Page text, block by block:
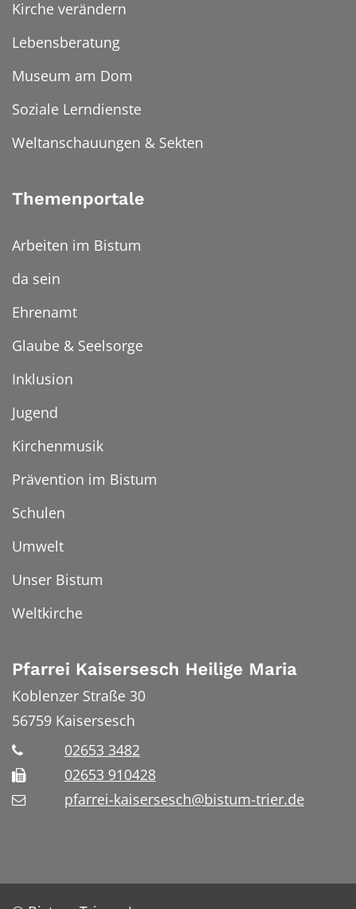
Kirche verändern
Lebensberatung
Museum am Dom
Soziale Lerndienste
Weltanschauungen & Sekten
Themenportale
Arbeiten im Bistum
da sein
Ehrenamt
Glaube & Seelsorge
Inklusion
Jugend
Kirchenmusik
Prävention im Bistum
Schulen
Umwelt
Unser Bistum
Weltkirche
Pfarrei Kaisersesch Heilige Maria
Koblenzer Straße 30
56759 Kaisersesch
02653 3482
02653 910428
pfarrei-kaisersesch@bistum-trier.de